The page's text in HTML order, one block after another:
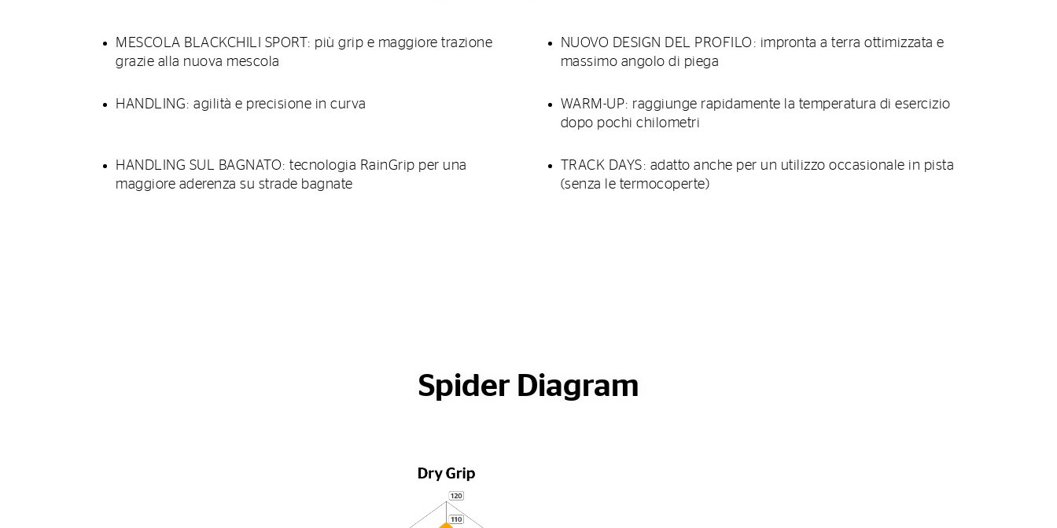
MESCOLA BLACKCHILI SPORT: più grip e maggiore trazione
grazie alla nuova mescola
NUOVO DESIGN DEL PROFILO: impronta a terra ottimizzata e
massimo angolo di piega
HANDLING: agilità e precisione in curva
WARM-UP: raggiunge rapidamente la temperatura di esercizio
dopo pochi chilometri
HANDLING SUL BAGNATO: tecnologia RainGrip per una
maggiore aderenza su strade bagnate
TRACK DAYS: adatto anche per un utilizzo occasionale in pista
(senza le termocoperte)
Spider Diagram